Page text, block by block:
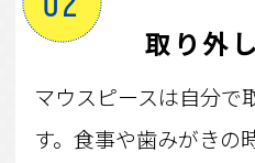
取り外
マウスピースは自分で
す。食事や歯みがきの